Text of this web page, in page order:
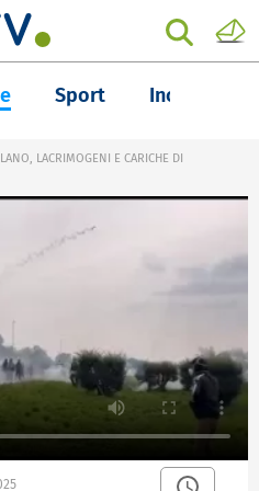
Sport Inchieste
LACRIMOGENI E CARICHE DI